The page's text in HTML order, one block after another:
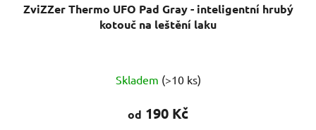
ZviZZer Thermo UFO Pad Gray - inteligentní hrubý
kotouč na leštění laku
Skladem (>10 ks)
od 190 Kč